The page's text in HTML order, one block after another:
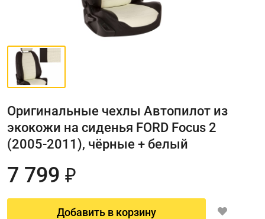
Оригинальные чехлы Автопилот из
экокожи на сиденья FORD Focus 2
(2005-2011), чёрные + белый
7 799 ₽
Добавить в корзину